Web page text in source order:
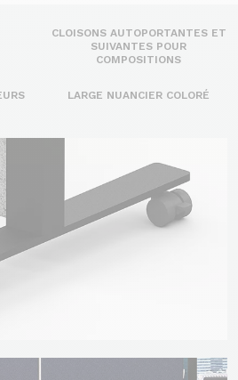
CLOISONS AUTOPORTANTES ET
SUIVANTES POUR
COMPOSITIONS
LARGE NUANCIER COLORÉ